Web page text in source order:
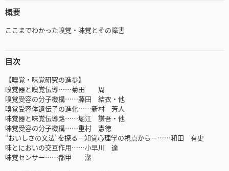
概要
ここまでわかった嗅覚・味覚とその障害
目次
【嗅覚・味覚研究の進歩】
嗅覚器と嗅覚伝導……菊田 周
嗅覚受容の分子機構……藤田 結衣・他
嗅覚受容体遺伝子の進化……新村 芳人
味覚器と味覚伝導路……堀江 謙吾・他
味覚受容の分子機構……重村 憲徳
“おいしさの文法”を探る－知覚心理学の視点から－……和田 有史
味とにおいの交互作用……小早川 達
味覚センサー……都甲 潔